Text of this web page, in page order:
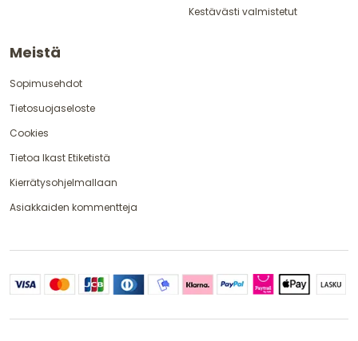
Kestävästi valmistetut
Meistä
Sopimusehdot
Tietosuojaseloste
Cookies
Tietoa Ikast Etiketistä
Kierrätysohjelmallaan
Asiakkaiden kommentteja